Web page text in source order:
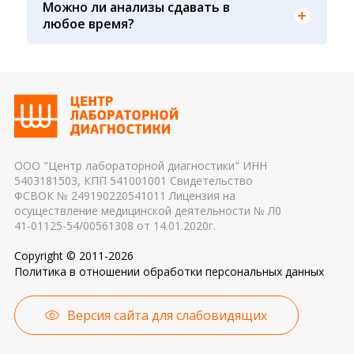
крови, не было ли гемолиза крови и т. д.) 3.
Транспортировка и хранение биологического
применяемые реагенты также могут стать
причиной погрешности в результатах
Можно ли анализы сдавать в
любое время?
Показатели крови могут изменяться в течение
дня, поэтому взятие крови обычно проводится
ООО "Центр лабораторной диагностики" ИНН
5403181503, КПП 541001001 Свидетельство
ФСВОК № 249190220541011 Лицензия на
осуществление медицинской деятельности № Л0
41-01125-54/00561308 от 14.01.2020г.
Copyright © 2011-2026
Политика в отношении обработки персональных данных
Версия сайта для слабовидящих